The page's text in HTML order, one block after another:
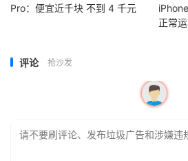
Pro：便宜近千块 不到 4 千元
正常
评论 抢沙发